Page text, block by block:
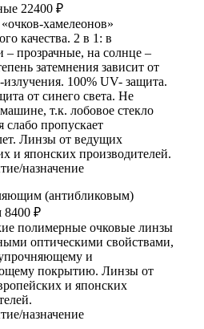
22400 ₽
хамелеонов»
качества. 2 в 1: в
прозрачные, на солнце –
затемнения зависит от
100% UV- защита.
от синего света. Не
т.к. лобовое стекло
слабо пропускает
Линзы от ведущих
и японских производителей.
назначение
(антибликовым)
8400 ₽
полимерные очковые линзы
оптическими свойствами,
и
покрытию. Линзы от
и японских
назначение